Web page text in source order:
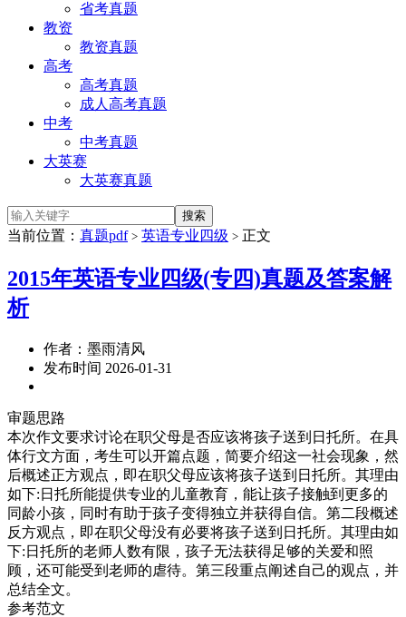
省考真题
教资
教资真题
高考
高考真题
成人高考真题
中考
中考真题
大英赛
大英赛真题
当前位置： 真题pdf > 英语专业四级 > 正文
2015年英语专业四级(专四)真题及答案解
析
作者：墨雨清风
发布时间 2026-01-31
审题思路
本次作文要求讨论在职父母是否应该将孩子送到日托所。在具
体行文方面，考生可以开篇点题，简要介绍这一社会现象，然
后概述正方观点，即在职父母应该将孩子送到日托所。其理由
如下:日托所能提供专业的儿童教育，能让孩子接触到更多的
同龄小孩，同时有助于孩子变得独立并获得自信。第二段概述
反方观点，即在职父母没有必要将孩子送到日托所。其理由如
下:日托所的老师人数有限，孩子无法获得足够的关爱和照
顾，还可能受到老师的虐待。第三段重点阐述自己的观点，并
总结全文。
参考范文